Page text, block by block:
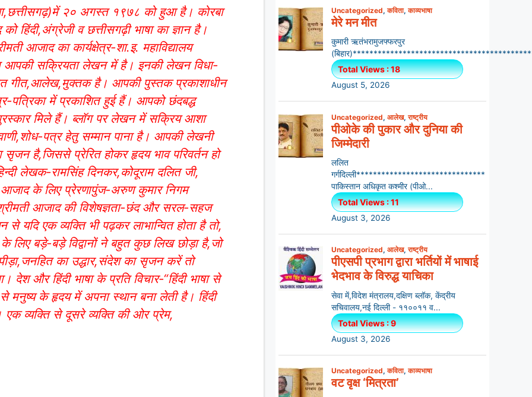
२० अगस्त १९७८ को हुआ है। कोरबा
हिंदी,अंग्रेजी व छत्तीसगढ़ी भाषा का ज्ञान है।
आजाद का कार्यक्षेत्र-शा.इ. महाविद्यालय
आपकी सक्रियता लेखन में है। इनकी लेखन विधा-
गीत,आलेख,मुक्तक है। आपकी पुस्तक प्रकाशाधीन
पत्रिका में प्रकाशित हुई हैं। आपको छंदबद्ध
मिले हैं। ब्लॉग पर लेखन में सक्रिय आशा
पत्र हेतु सम्मान पाना है। आपकी लेखनी
है,जिससे प्रेरित होकर हृदय भाव परिवर्तन हो
लेखक-रामसिंह दिनकर,कोदूराम दलित जी,
के लिए प्रेरणापुंज-अरुण कुमार निगम
आजाद की विशेषज्ञता-छंद और सरल-सहज
यदि एक व्यक्ति भी पढ़कर लाभान्वित होता है तो,
लिए बड़े-बड़े विद्वानों ने बहुत कुछ लिख छोड़ा है,जो
का उद्धार,संदेश का सृजन करें तो
और हिंदी भाषा के प्रति विचार-“हिंदी भाषा से
मनुष्य के हृदय में अपना स्थान बना लेती है। हिंदी
एक व्यक्ति से दूसरे व्यक्ति की ओर प्रेम,